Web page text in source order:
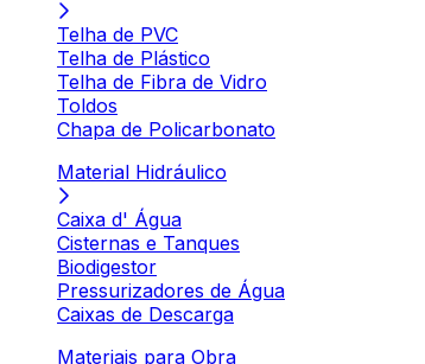
Telha de PVC
Telha de Plástico
Telha de Fibra de Vidro
Toldos
Chapa de Policarbonato
Material Hidráulico
Caixa d' Água
Cisternas e Tanques
Biodigestor
Pressurizadores de Água
Caixas de Descarga
Materiais para Obra